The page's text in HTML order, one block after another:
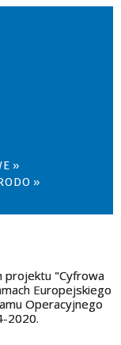
»
»
projektu "Cyfrowa
Europejskiego
Operacyjnego
2020.